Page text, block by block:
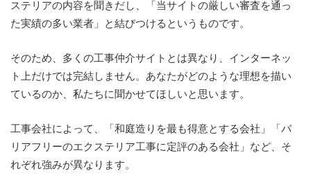
ステリアの内容を聞きだし、「当サイトの厳しい審査を通っ
た実績の多い業者」と結びつけるというものです。
そのため、多くの工事仲介サイトとは異なり、インターネッ
ト上だけでは完結しません。あなたがどのような理想を描い
ているのか、私たちに聞かせてほしいと思います。
工事会社によって、「和庭造りを最も得意とする会社」「バ
リアフリーのエクステリア工事に定評のある会社」など、そ
れぞれ強みが異なります。